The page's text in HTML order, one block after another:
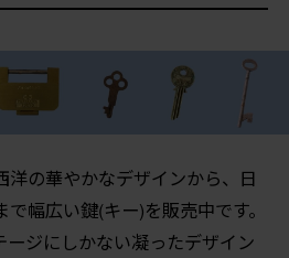
洋の華やかなデザインから、日
幅広い鍵(キー)を販売中です。
ージにしかない凝ったデザイン